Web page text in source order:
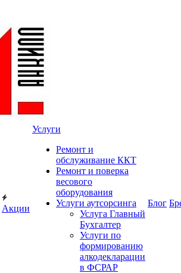
Акции
Услуги
Ремонт и
обслуживание ККТ
Ремонт и поверка
весового
оборудования
Услуги аутсорсинга
Услуга Главный
Бухгалтер
Услуги по
формированию
алкодекларации
в ФСРАР
Блог